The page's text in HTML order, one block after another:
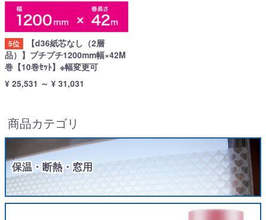
5位
【d36紙芯なし（2層
品）】プチプチ1200mm幅×42M
巻【10巻ｾｯﾄ】※幅変更可
¥ 25,531 ～ ¥ 31,031
商品カテゴリ
保温・断熱・窓用